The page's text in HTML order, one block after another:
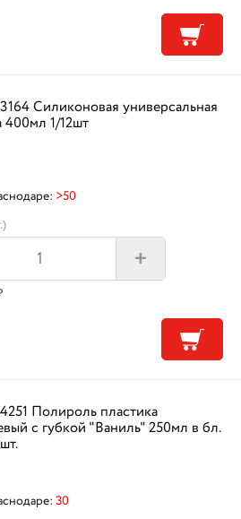
Силиконовая универсальная
400мл 1/12шт
>50
+
Полироль пластика
с губкой "Ваниль" 250мл в бл.
30